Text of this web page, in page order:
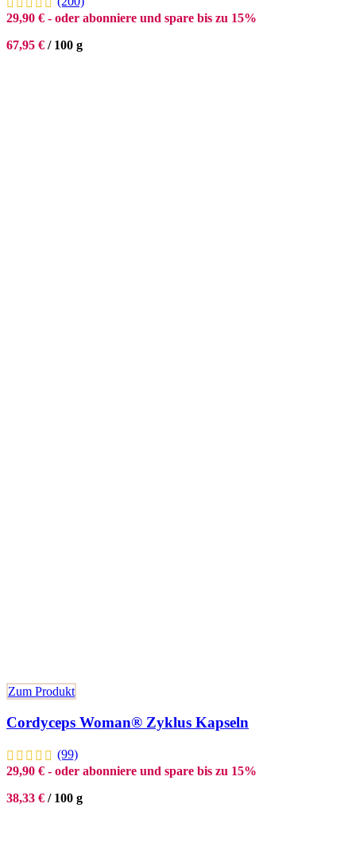
29,90 € - oder abonniere und spare bis zu 15%
67,95 € / 100 g
Zum Produkt
Cordyceps Woman® Zyklus Kapseln
(99)
29,90 € - oder abonniere und spare bis zu 15%
38,33 € / 100 g